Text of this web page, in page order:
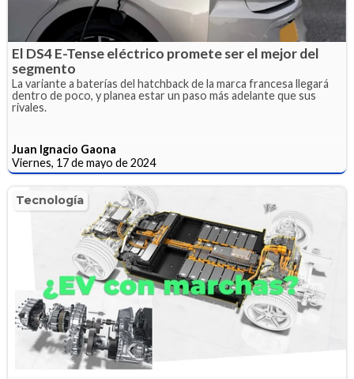
El DS4 E-Tense eléctrico promete ser el mejor del
segmento
La variante a baterías del hatchback de la marca francesa llegará
dentro de poco, y planea estar un paso más adelante que sus
rivales.
Juan Ignacio Gaona
Viernes, 17 de mayo de 2024
Tecnología